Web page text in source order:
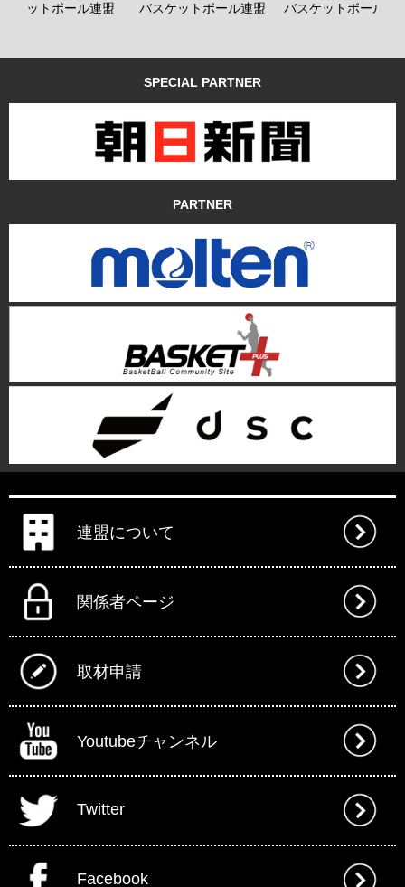
ケットボール連盟
バスケットボール連盟
バスケットボール連
SPECIAL PARTNER
PARTNER
連盟について
関係者ページ
取材申請
Youtubeチャンネル
Twitter
Facebook